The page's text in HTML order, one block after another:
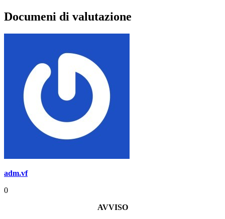
Documeni di valutazione
adm.vf
0
AVVISO